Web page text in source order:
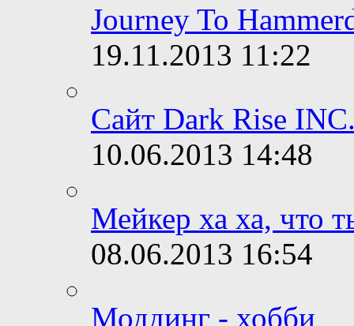
Journey To
19.11.2013 11:22
Сайт Dark Rise
10.06.2013 14:48
Мейкер ха ха, что
08.06.2013 16:54
Моддинг - хобби